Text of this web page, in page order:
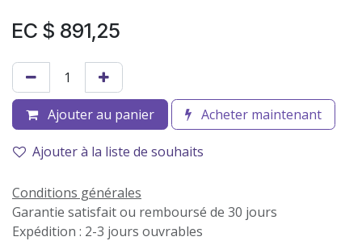
EC $ 891,25
Ajouter au panier Acheter maintenant
Ajouter à la liste de souhaits
Conditions générales
Garantie satisfait ou remboursé de 30 jours
Expédition : 2-3 jours ouvrables